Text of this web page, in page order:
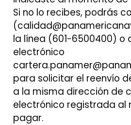
Si no lo recibes, podrás
la línea (601-6500400) o
electrónico
para solicitar el reenvío
a la misma dirección de
electrónico registrada al
pagar.